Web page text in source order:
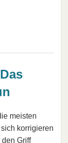
meisten
korrigieren
Griff